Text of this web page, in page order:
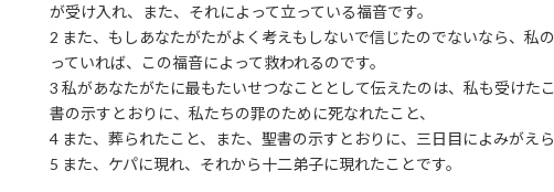
が受け入れ、また、それによって立っている福音です。
2 また、もしあなたがたがよく考えもしないで信じたのでないなら、私
っていれば、この福音によって救われるのです。
3 私があなたがたに最もたいせつなこととして伝えたのは、私も受けた
書の示すとおりに、私たちの罪のために死なれたこと、
4 また、葬られたこと、また、聖書の示すとおりに、三日目によみがえら
5 また、ケパに現れ、それから十二弟子に現れたことです。